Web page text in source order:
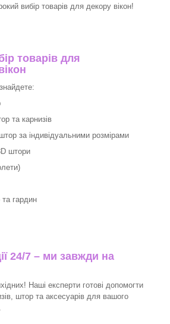
вибір товарів для декору вікон!​
товарів для
та карнизів
за індивідуальними розмірами
штори
гардин
24/7 – ми завжди на
Наші експерти готові допомогти
штор та аксесуарів для вашого